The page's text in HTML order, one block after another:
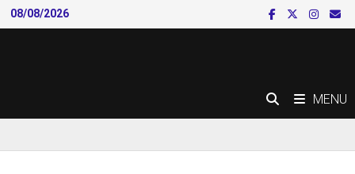
Skip
to
08/08/2026
MENU